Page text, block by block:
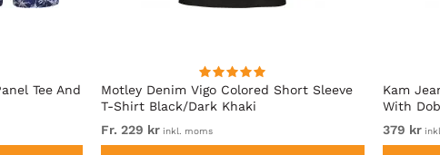
Tee And
Motley Denim Vigo Colored Short Sleeve
T-Shirt Black/Dark Khaki
Fr. 229 kr inkl. moms
Kam
With
379 kr